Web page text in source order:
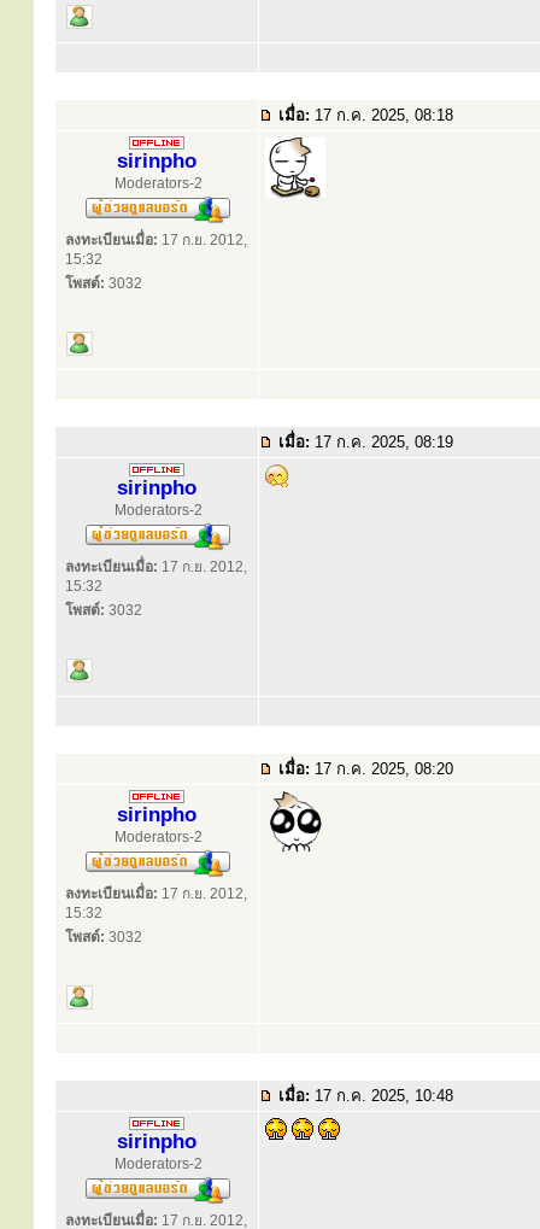
เมื่อ: 17 ก.ค. 2025, 08:18
sirinpho
Moderators-2
ลงทะเบียนเมื่อ: 17 ก.ย. 2012,
15:32
โพสต์: 3032
เมื่อ: 17 ก.ค. 2025, 08:19
sirinpho
Moderators-2
ลงทะเบียนเมื่อ: 17 ก.ย. 2012,
15:32
โพสต์: 3032
เมื่อ: 17 ก.ค. 2025, 08:20
sirinpho
Moderators-2
ลงทะเบียนเมื่อ: 17 ก.ย. 2012,
15:32
โพสต์: 3032
เมื่อ: 17 ก.ค. 2025, 10:48
sirinpho
Moderators-2
ลงทะเบียนเมื่อ: 17 ก.ย. 2012,